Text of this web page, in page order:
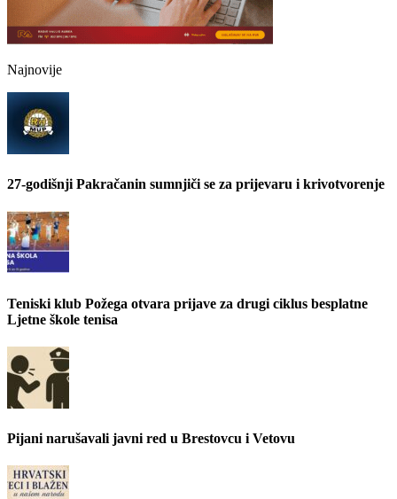
Najnovije
27-godišnji Pakračanin sumnjiči se za prijevaru i krivotvorenje
Teniski klub Požega otvara prijave za drugi ciklus besplatne
Ljetne škole tenisa
Pijani narušavali javni red u Brestovcu i Vetovu